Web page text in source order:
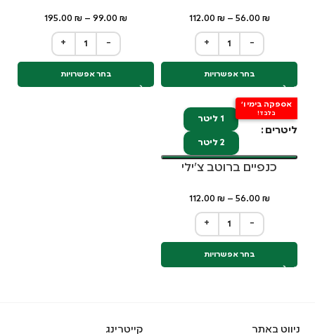
56.00 ₪
–
112.00 ₪
+ −
בחר אפשרויות
99.00 ₪
–
195.00 ₪
+ −
בחר אפשרויות
אספקה בימי ו'
בלבד!
ליטרים
1 ליטר
2 ליטר
כנפיים ברוטב צ'ילי
56.00 ₪
–
112.00 ₪
+ −
בחר אפשרויות
ניווט באתר קייטרינג